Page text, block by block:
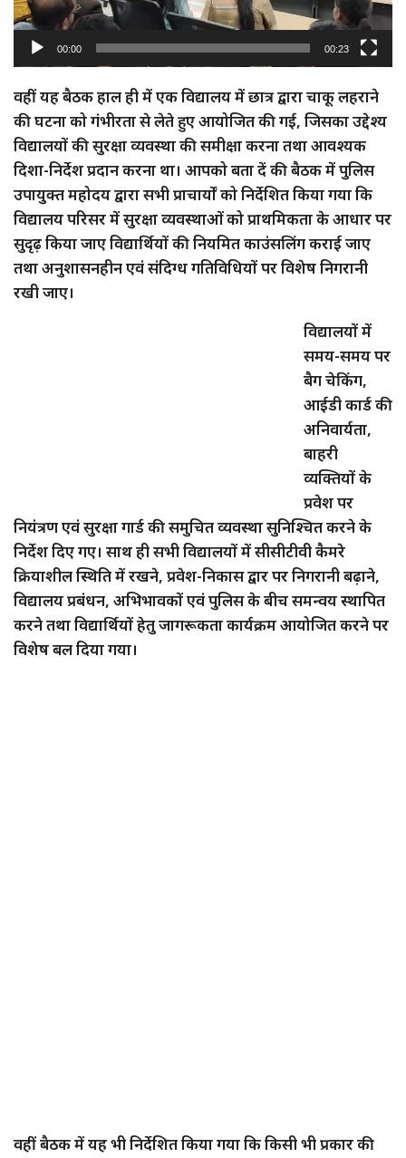
00:00 00:23
वहीं यह बैठक हाल ही में एक विद्यालय में छात्र द्वारा चाकू लहराने
की घटना को गंभीरता से लेते हुए आयोजित की गई, जिसका उद्देश्य
विद्यालयों की सुरक्षा व्यवस्था की समीक्षा करना तथा आवश्यक
दिशा-निर्देश प्रदान करना था। आपको बता दें की बैठक में पुलिस
उपायुक्त महोदय द्वारा सभी प्राचार्यों को निर्देशित किया गया कि
विद्यालय परिसर में सुरक्षा व्यवस्थाओं को प्राथमिकता के आधार पर
सुदृढ़ किया जाए विद्यार्थियों की नियमित काउंसलिंग कराई जाए
तथा अनुशासनहीन एवं संदिग्ध गतिविधियों पर विशेष निगरानी
रखी जाए।
विद्यालयों में
समय-समय पर
बैग चेकिंग,
आईडी कार्ड की
अनिवार्यता,
बाहरी
व्यक्तियों के
प्रवेश पर
नियंत्रण एवं सुरक्षा गार्ड की समुचित व्यवस्था सुनिश्चित करने के
निर्देश दिए गए। साथ ही सभी विद्यालयों में सीसीटीवी कैमरे
क्रियाशील स्थिति में रखने, प्रवेश-निकास द्वार पर निगरानी बढ़ाने,
विद्यालय प्रबंधन, अभिभावकों एवं पुलिस के बीच समन्वय स्थापित
करने तथा विद्यार्थियों हेतु जागरूकता कार्यक्रम आयोजित करने पर
विशेष बल दिया गया।
वहीं बैठक में यह भी निर्देशित किया गया कि किसी भी प्रकार की